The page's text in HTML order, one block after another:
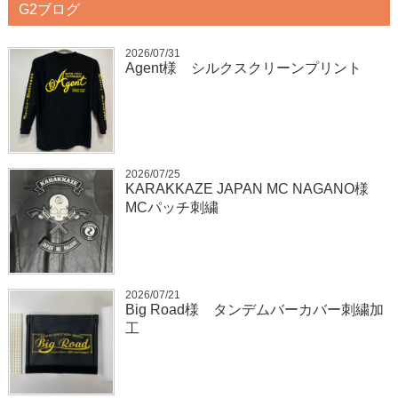
G2ブログ
2026/07/31
Agent様 シルクスクリーンプリント
2026/07/25
KARAKKAZE JAPAN MC NAGANO様
MCパッチ刺繍
2026/07/21
Big Road様 タンデムバーカバー刺繍加
工